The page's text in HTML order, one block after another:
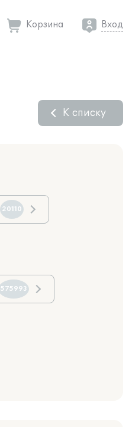
Корзина Вход
К списку
20110
575993